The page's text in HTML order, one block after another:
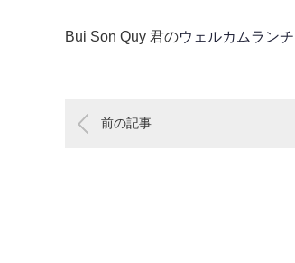
Bui Son Quy 君のウェルカムランチ
前の記事